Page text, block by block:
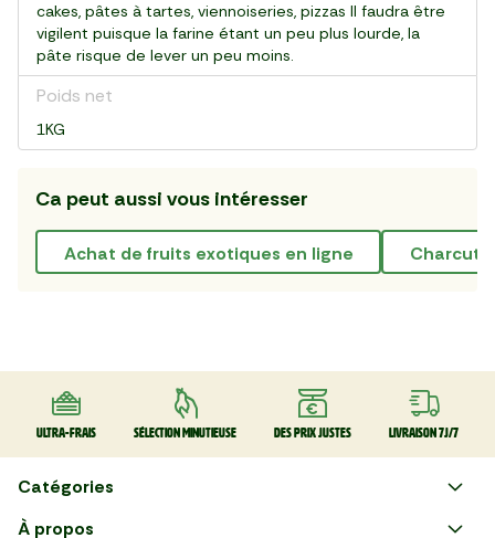
cakes, pâtes à tartes, viennoiseries, pizzas Il faudra être
vigilent puisque la farine étant un peu plus lourde, la
pâte risque de lever un peu moins.
Poids net
1KG
Ca peut aussi vous intéresser
achat de fruits exotiques en ligne
Ultra-frais Sélection minutieuse Des prix justes Livraison 7J/7
Catégories
Faire ses courses en ligne
À propos